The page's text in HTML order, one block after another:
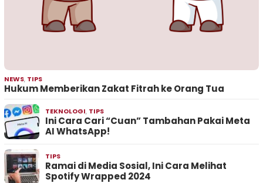
NEWS, TIPS
Hukum Memberikan Zakat Fitrah ke Orang Tua
TEKNOLOGI, TIPS
Ini Cara Cari “Cuan” Tambahan Pakai Meta
AI WhatsApp!
TIPS
Ramai di Media Sosial, Ini Cara Melihat
Spotify Wrapped 2024